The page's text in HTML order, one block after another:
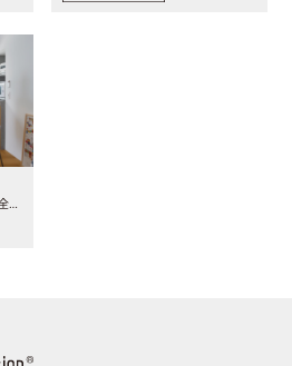
nuアドバイザー早見の家の話を、全4話でお届け。リノベーションを..